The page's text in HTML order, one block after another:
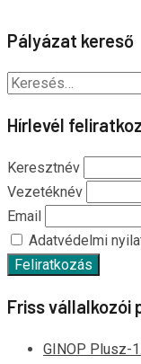
Pályázat kereső
Keresés:
Hírlevél
Keresztnév
Vezetéknév
Email
Adatvédelmi
Friss vállalkozói
GINOP Plusz-